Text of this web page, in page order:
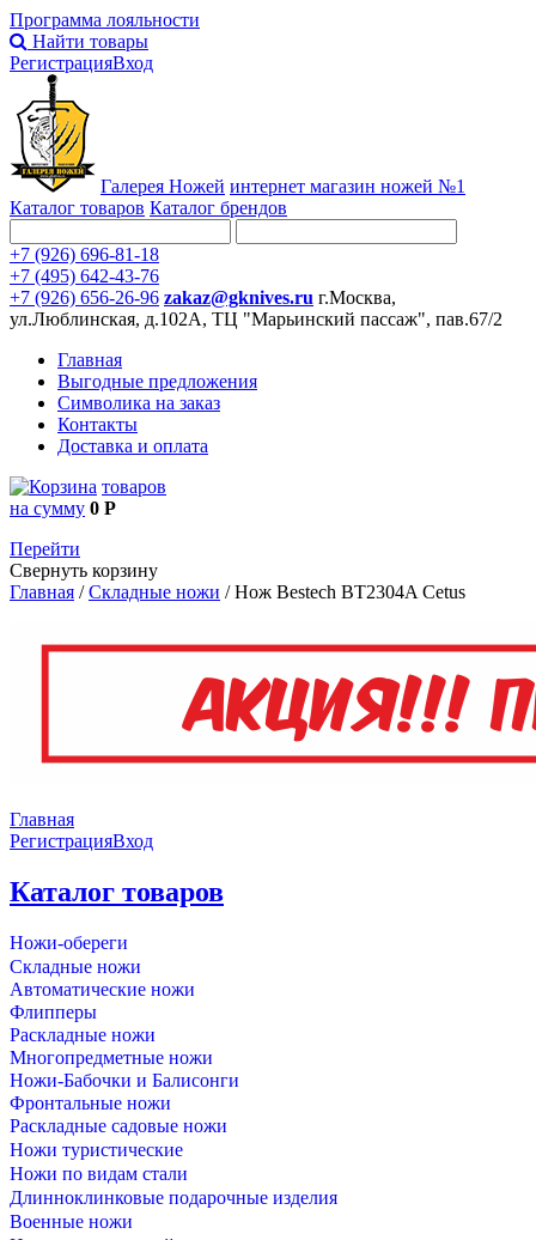
Программа лояльности
Найти товары
РегистрацияВход
Галерея Ножей интернет магазин ножей №1
Каталог товаров Каталог брендов
+7 (926) 696-81-18
+7 (495) 642-43-76
+7 (926) 656-26-96 zakaz@gknives.ru г.Москва,
ул.Люблинская, д.102А, ТЦ "Марьинский пассаж", пав.67/2
Главная
Выгодные предложения
Символика на заказ
Контакты
Доставка и оплата
товаров
на сумму 0 Р
Перейти
Свернуть корзину
Главная /Складные ножи /Нож Bestech BT2304A Cetus
Главная
РегистрацияВход
Каталог товаров
Ножи-обереги
Складные ножи
Автоматические ножи
Флипперы
Раскладные ножи
Многопредметные ножи
Ножи-Бабочки и Балисонги
Фронтальные ножи
Раскладные садовые ножи
Ножи туристические
Ножи по видам стали
Длинноклинковые подарочные изделия
Военные ножи